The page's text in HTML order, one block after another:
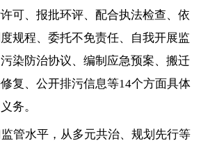
可、报批环评、配合执法检查、依
规程、委托不免责任、自我开展监
染防治协议、编制应急预案、搬迁
复、公开排污信息等14个方面具体
务。
管水平，从多元共治、规划先行等